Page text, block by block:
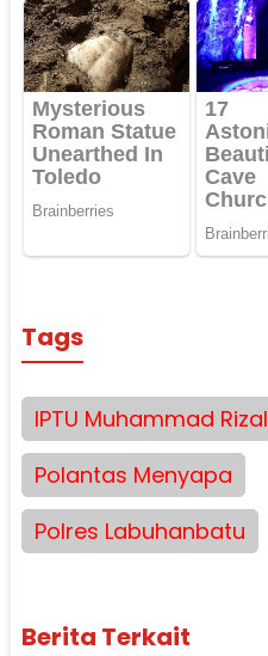
Tags
IPTU Muhammad Rizal
Polantas Menyapa
Polres Labuhanbatu
Berita Terkait